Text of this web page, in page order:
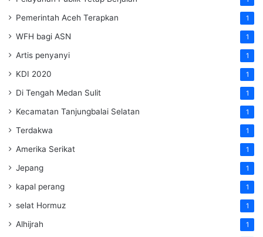
Pemerintah Aceh Terapkan 1
WFH bagi ASN 1
Artis penyanyi 1
KDI 2020 1
Di Tengah Medan Sulit 1
Kecamatan Tanjungbalai Selatan 1
Terdakwa 1
Amerika Serikat 1
Jepang 1
kapal perang 1
selat Hormuz 1
Alhijrah 1